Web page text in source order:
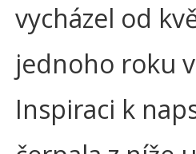
vycházel od
jednoho roku
Inspiraci k